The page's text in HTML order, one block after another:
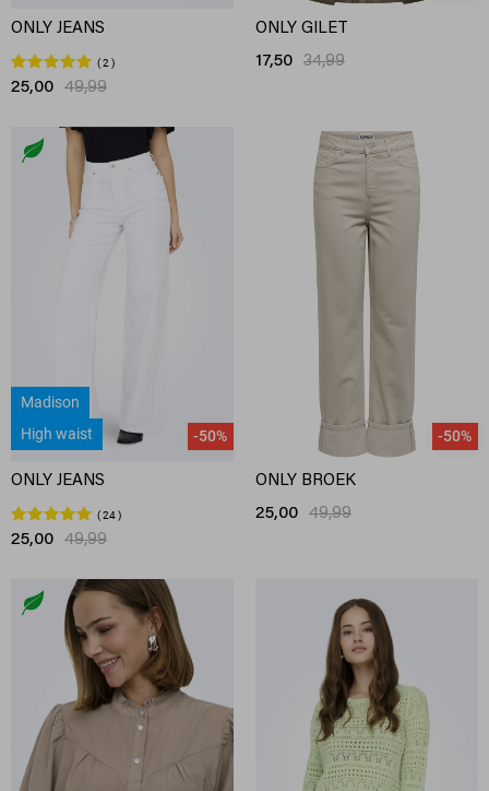
ONLY JEANS
2
25,00 49,99
ONLY GILET
17,50 34,99
Madison
High waist
-50%
ONLY JEANS
24
25,00 49,99
-50%
ONLY BROEK
25,00 49,99